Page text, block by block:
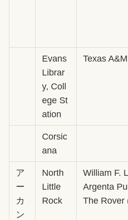
Evans
Librar
y, Coll
ege St
ation
Texas
Corsic
ana
ア
ー
カ
ン
North
Little
Rock
William F.
Argenta
The Rover